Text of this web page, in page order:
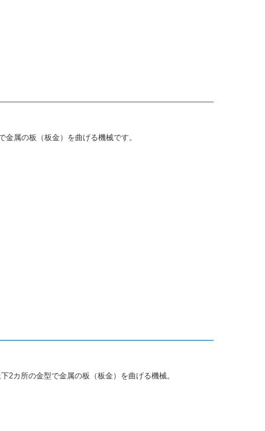
属の板（板金）を曲げる機械です。
2カ所の金型で金属の板（板金）を曲げる機械。